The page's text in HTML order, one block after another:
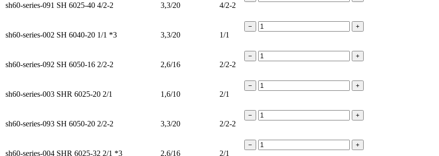
sh60-series-091 SH 6025-40 4/2-2 3,3/20 4/2-2
sh60-series-002 SH 6040-20 1/1 *3 3,3/20 1/1
− +
sh60-series-092 SH 6050-16 2/2-2 2,6/16 2/2-2
− +
sh60-series-003 SHR 6025-20 2/1 1,6/10 2/1
− +
sh60-series-093 SH 6050-20 2/2-2 3,3/20 2/2-2
− +
sh60-series-004 SHR 6025-32 2/1 *3 2,6/16 2/1
− +